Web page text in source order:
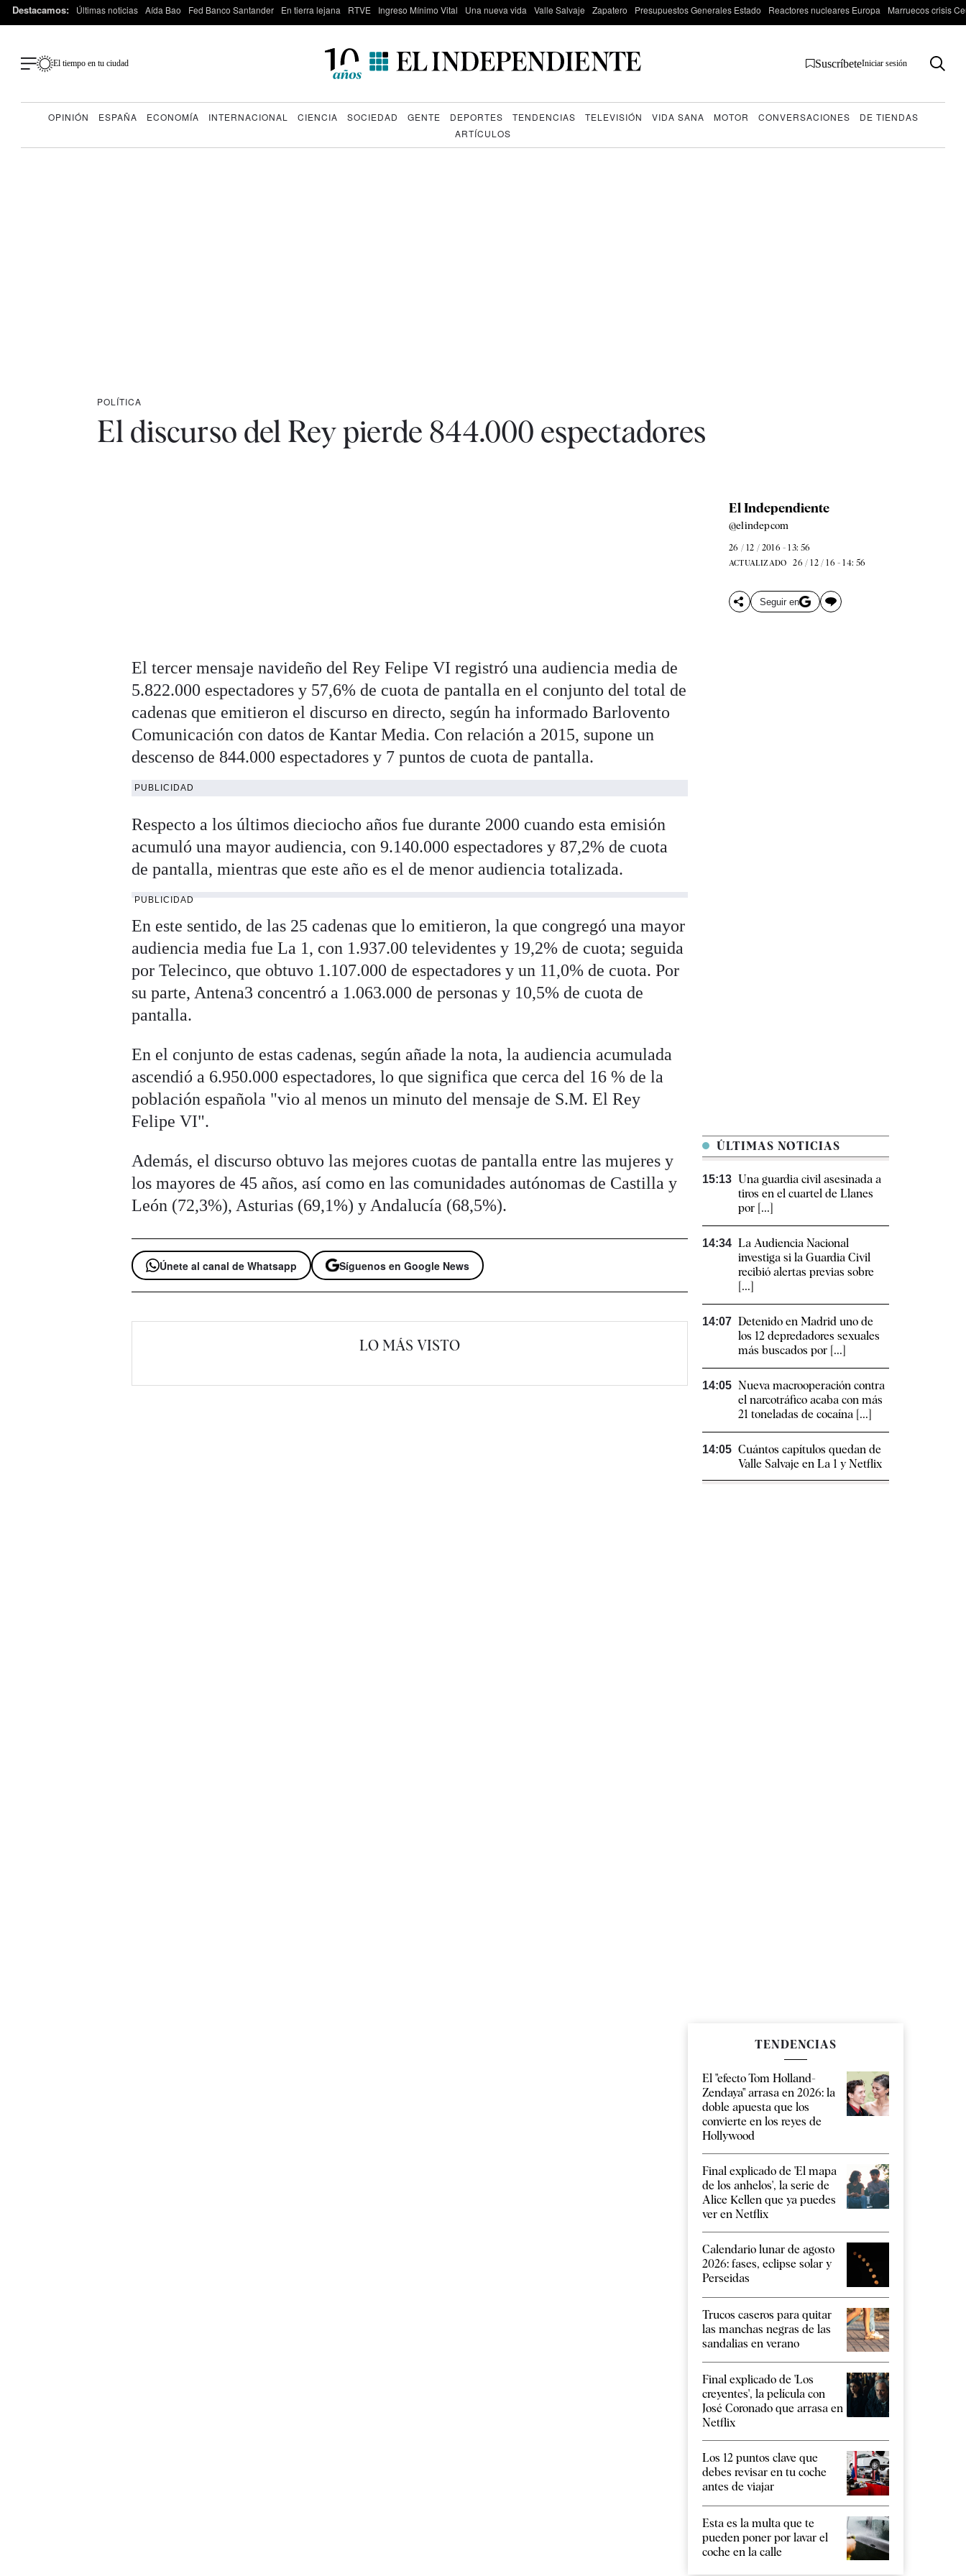
Destacamos: Últimas noticias Aída Bao Fed Banco Santander En tierra lejana RTVE Ingreso Mínimo Vital Una nueva vida Valle Salvaje Zapatero Presupuestos Generales Estado Reactores nucleares Europa Marruecos crisis
El tiempo en tu ciudad SuscríbeteIniciar sesión
OPINIÓN ESPAÑA ECONOMÍA INTERNACIONAL CIENCIA SOCIEDAD GENTE DEPORTES TENDENCIAS TELEVISIÓN VIDA SANA MOTOR CONVERSACIONES
DE TIENDAS
ARTÍCULOS
POLÍTICA
El discurso del Rey pierde 844.000 espectadores
El Independiente
@elindepcom
26 / 12 / 2016 - 13: 56
ACTUALIZADO 26 / 12 / 16 - 14: 56
Seguir en
El tercer mensaje navideño del Rey Felipe VI registró una audiencia media de
5.822.000 espectadores y 57,6% de cuota de pantalla en el conjunto del total de
cadenas que emitieron el discurso en directo, según ha informado Barlovento
Comunicación con datos de Kantar Media. Con relación a 2015, supone un
descenso de 844.000 espectadores y 7 puntos de cuota de pantalla.
PUBLICIDAD
Respecto a los últimos dieciocho años fue durante 2000 cuando esta emisión
acumuló una mayor audiencia, con 9.140.000 espectadores y 87,2% de cuota
de pantalla, mientras que este año es el de menor audiencia totalizada.
PUBLICIDAD
En este sentido, de las 25 cadenas que lo emitieron, la que congregó una mayor
audiencia media fue La 1, con 1.937.00 televidentes y 19,2% de cuota; seguida
por Telecinco, que obtuvo 1.107.000 de espectadores y un 11,0% de cuota. Por
su parte, Antena3 concentró a 1.063.000 de personas y 10,5% de cuota de
pantalla.
En el conjunto de estas cadenas, según añade la nota, la audiencia acumulada
ascendió a 6.950.000 espectadores, lo que significa que cerca del 16 % de la
población española "vio al menos un minuto del mensaje de S.M. El Rey
Felipe VI".
Además, el discurso obtuvo las mejores cuotas de pantalla entre las mujeres y
los mayores de 45 años, así como en las comunidades autónomas de Castilla y
León (72,3%), Asturias (69,1%) y Andalucía (68,5%).
Únete al canal de Whatsapp Síguenos en Google News
LO MÁS VISTO
ÚLTIMAS NOTICIAS
15:13 Una guardia civil asesinada a
tiros en el cuartel de Llanes
por [...]
14:34 La Audiencia Nacional
investiga si la Guardia Civil
recibió alertas previas sobre
[...]
14:07 Detenido en Madrid uno de
los 12 depredadores sexuales
más buscados por [...]
14:05 Nueva macrooperación contra
el narcotráfico acaba con más
21 toneladas de cocaína [...]
14:05 Cuántos capítulos quedan de
Valle Salvaje en La 1 y Netflix
TENDENCIAS
El "efecto Tom Holland-
Zendaya" arrasa en 2026: la
doble apuesta que los
convierte en los reyes de
Hollywood
Final explicado de 'El mapa
de los anhelos', la serie de
Alice Kellen que ya puedes
ver en Netflix
Calendario lunar de agosto
2026: fases, eclipse solar y
Perseidas
Trucos caseros para quitar
las manchas negras de las
sandalias en verano
Final explicado de 'Los
creyentes', la película con
José Coronado que arrasa en
Netflix
Los 12 puntos clave que
debes revisar en tu coche
antes de viajar
Esta es la multa que te
pueden poner por lavar el
coche en la calle